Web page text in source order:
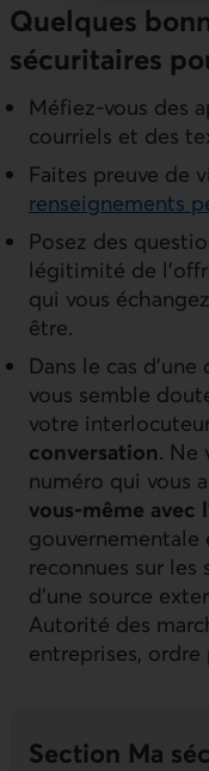
Quelques
sécuritaires
Méfiez-vous des
courriels et des
Faites preuve de
renseignements
Posez des
légitimité de
qui vous
être.
Dans le cas
vous semble
votre
conversation. Ne
numéro qui vous
vous-même avec
gouvernementale
reconnues sur
d’une source
Autorité des
entreprises, ordre
Section Ma